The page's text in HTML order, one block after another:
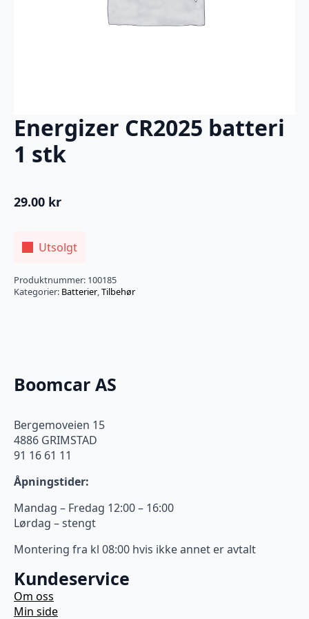
Energizer CR2025 batteri
1 stk
29.00 kr
Utsolgt
Produktnummer: 100185
Kategorier: Batterier,Tilbehør
Boomcar AS
Bergemoveien 15
4886 GRIMSTAD
91 16 61 11
Åpningstider:
Mandag – Fredag 12:00 – 16:00
Lørdag – stengt
Montering fra kl 08:00 hvis ikke annet er avtalt
Kundeservice
Om oss
Min side